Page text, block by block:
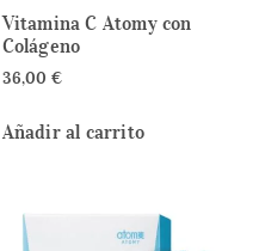
Vitamina C Atomy con
Colágeno
36,00 €
Añadir al carrito